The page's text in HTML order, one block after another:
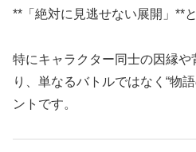
**「絶対に見逃せない展開」**
特にキャラクター同士の因縁
り、単なるバトルではなく“物
ントです。